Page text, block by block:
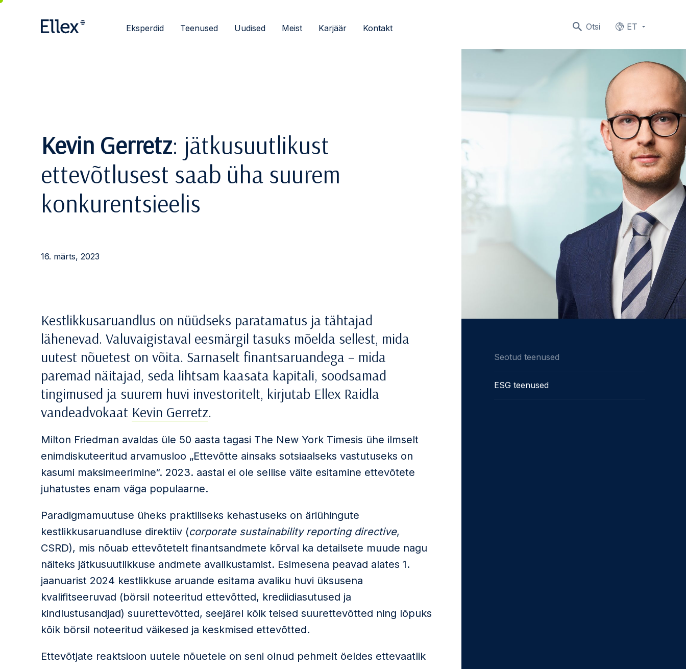
Otsi ET
Eksperdid Teenused Uudised Meist Karjäär Kontakt
Kevin Gerretz: jätkusuutlikust
ettevõtlusest saab üha suurem
konkurentsieelis
16. märts, 2023
Kestlikkusaruandlus on nüüdseks paratamatus ja tähtajad
lähenevad. Valuvaigistaval eesmärgil tasuks mõelda sellest, mida
uutest nõuetest on võita. Sarnaselt finantsaruandega – mida
paremad näitajad, seda lihtsam kaasata kapitali, soodsamad
tingimused ja suurem huvi investoritelt, kirjutab Ellex Raidla
vandeadvokaat Kevin Gerretz.
Milton Friedman avaldas üle 50 aasta tagasi The New York Timesis ühe ilmselt
enimdiskuteeritud arvamusloo „Ettevõtte ainsaks sotsiaalseks vastutuseks on
kasumi maksimeerimine“. 2023. aastal ei ole sellise väite esitamine ettevõtete
juhatustes enam väga populaarne.
Paradigmamuutuse üheks praktiliseks kehastuseks on äriühingute
kestlikkusaruandluse direktiiv (corporate sustainability reporting directive,
CSRD), mis nõuab ettevõtetelt finantsandmete kõrval ka detailsete muude nagu
näiteks jätkusuutlikkuse andmete avalikustamist. Esimesena peavad alates 1.
jaanuarist 2024 kestlikkuse aruande esitama avaliku huvi üksusena
kvalifitseeruvad (börsil noteeritud ettevõtted, krediidiasutused ja
kindlustusandjad) suurettevõtted, seejärel kõik teised suurettevõtted ning lõpuks
kõik börsil noteeritud väikesed ja keskmised ettevõtted.
Ettevõtjate reaktsioon uutele nõuetele on seni olnud pehmelt öeldes ettevaatlik
Seotud teenused
ESG teenused